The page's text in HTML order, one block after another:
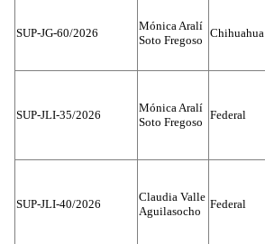
SUP-JG-60/2026
Mónica Aralí
Soto Fregoso
Chihuahua
SUP-JLI-35/2026
Mónica Aralí
Soto Fregoso
Federal
SUP-JLI-40/2026
Claudia Valle
Aguilasocho
Federal